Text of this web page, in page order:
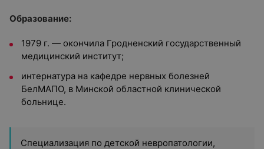
Образование:
1979 г. — окончила Гродненский государственный
медицинский институт;
интернатура на кафедре нервных болезней
БелМАПО, в Минской областной клинической
больнице.
Специализация по детской невропатологии,